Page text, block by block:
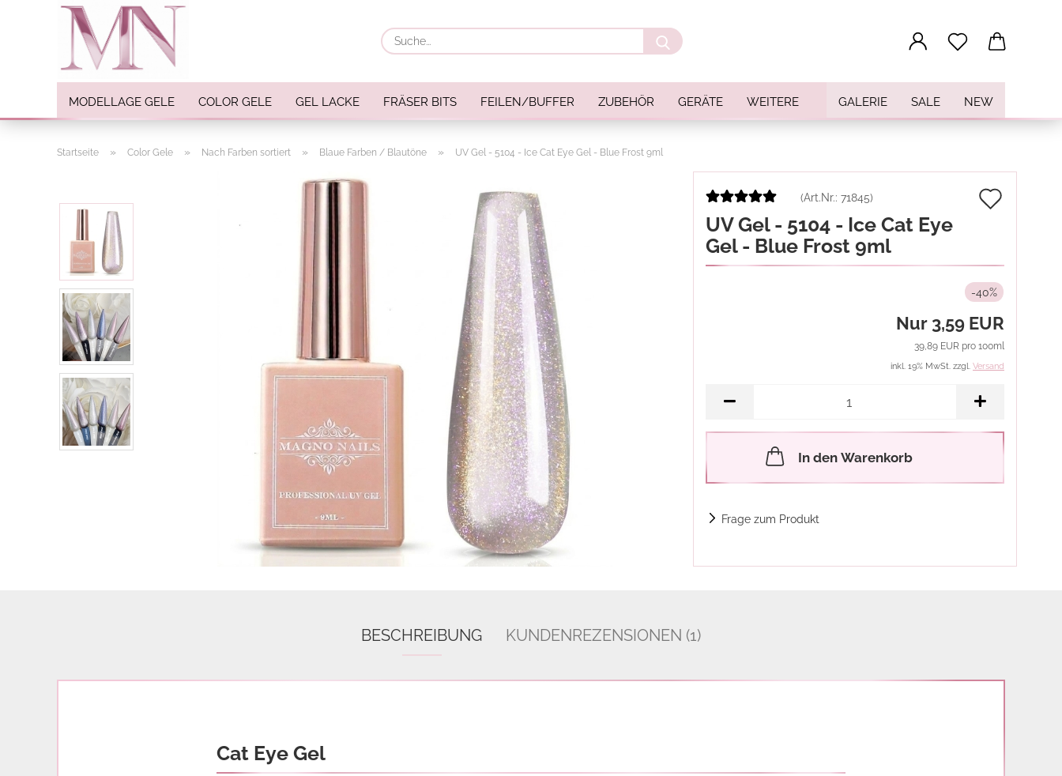
Suche...
MODELLAGE GELE COLOR GELE GEL LACKE FRÄSER BITS FEILEN/BUFFER ZUBEHÖR GERÄTE GALERIE SALE NEW
WEITERE
Pigmente
Startseite » Color Gele » Nach Farben sortiert » Blaue Farben / Blautöne » UV Gel - 5104 - Ice Cat Eye Gel - Blue Frost 9ml
(Art.Nr.: 71845)
UV Gel - 5104 - Ice Cat Eye
Gel - Blue Frost 9ml
-40%
Nur 3,59 EUR
39,89 EUR pro 100ml
inkl. 19% MwSt. zzgl. Versand
In den Warenkorb
Frage zum Produkt
BESCHREIBUNG KUNDENREZENSIONEN (1)
Cat Eye Gel